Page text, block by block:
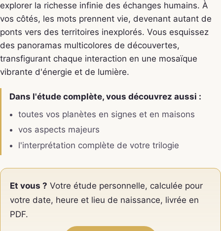
explorer la richesse infinie des échanges humains. À
vos côtés, les mots prennent vie, devenant autant de
ponts vers des territoires inexplorés. Vous esquissez
des panoramas multicolores de découvertes,
transfigurant chaque interaction en une mosaïque
vibrante d'énergie et de lumière.
Dans l'étude complète, vous découvrez aussi :
toutes vos planètes en signes et en maisons
vos aspects majeurs
l'interprétation complète de votre trilogie
Et vous ? Votre étude personnelle, calculée pour
votre date, heure et lieu de naissance, livrée en
PDF.